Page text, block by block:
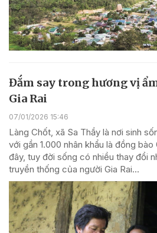
Đắm say trong hương vị
Gia Rai
07/01/2026 15:46
Làng Chốt, xã Sa Thầy là nơi sinh
với gần 1.000 nhân khẩu là đồng bào
đây, tuy đời sống có nhiều thay đổi
truyền thống của người Gia Rai...